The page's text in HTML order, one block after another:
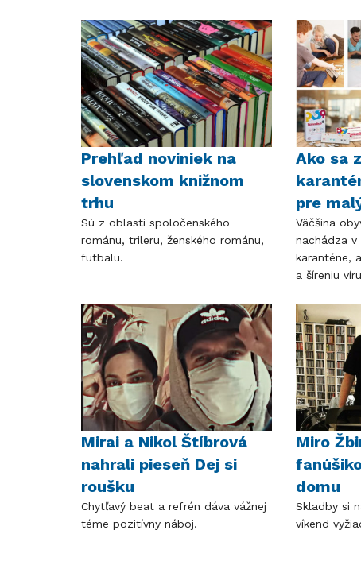
Prehľad noviniek na
slovenskom knižnom
trhu
Sú z oblasti spoločenského
románu, trileru, ženského románu,
futbalu.
Ako sa
pre
Väčšina
nachádza
karanténe,
a šíreniu
Mirai a Nikol Štíbrová
nahrali pieseň Dej si
roušku
Chytľavý beat a refrén dáva vážnej
téme pozitívny náboj.
Miro
domu
Skladby si
víkend